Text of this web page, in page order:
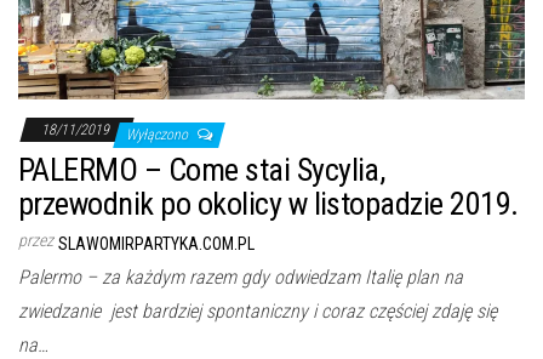
ę
18/11/2019 Wyłączono
PALERMO – Come stai Sycylia,
przewodnik po okolicy w listopadzie 2019.
przez SLAWOMIRPARTYKA.COM.PL
Palermo – za każdym razem gdy odwiedzam Italię plan na
zwiedzanie jest bardziej spontaniczny i coraz częściej zdaję się
na…